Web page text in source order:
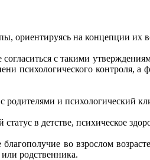
ориентируясь на концепции их
с такими
психологического контроля, а
и психологический
в детстве, психическое
во взрослом
родственника.